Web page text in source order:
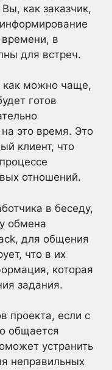
как заказчик,
времени, в
для встреч.
как можно чаще,
готов
это время. Это
клиент, что
отношений.
в беседу,
обмена
для общения
что в их
которая
задания.
проекта, если с
общается
устранить
неправильных